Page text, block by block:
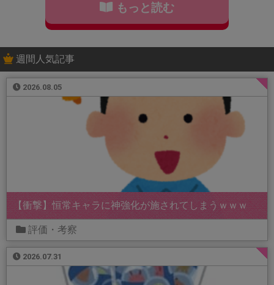
もっと読む
週間人気記事
2026.08.05
【衝撃】恒常キャラに神強化が施されてしまうｗｗｗ
評価・考察
2026.07.31